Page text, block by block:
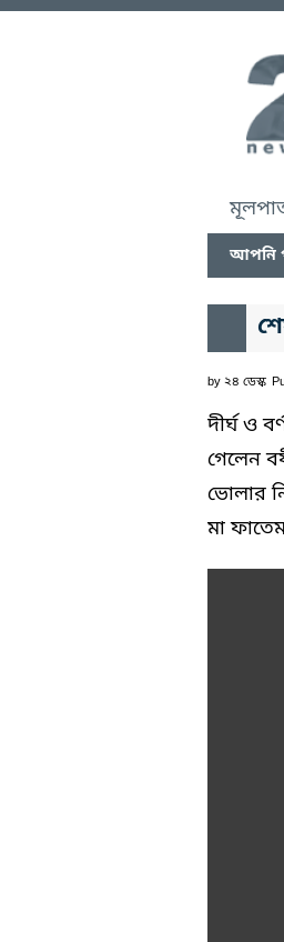
আপনি
by ২৪ ডেস্ক
দীর্ঘ ও
গেলেন
ভোলার
মা